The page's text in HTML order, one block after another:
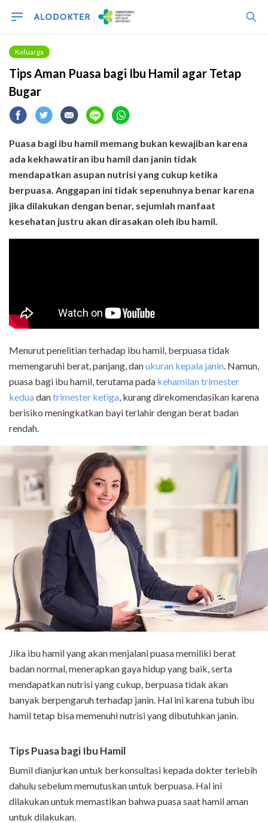
Keluarga
Tips Aman Puasa bagi Ibu Hamil agar Tetap
Bugar
Puasa bagi ibu hamil memang bukan kewajiban karena
ada kekhawatiran ibu hamil dan janin tidak
mendapatkan asupan nutrisi yang cukup ketika
berpuasa. Anggapan ini tidak sepenuhnya benar karena
jika dilakukan dengan benar, sejumlah manfaat
kesehatan justru akan dirasakan oleh ibu hamil.
Menurut penelitian terhadap ibu hamil, berpuasa tidak
memengaruhi berat, panjang, danukuran kepala janin. Namun,
puasa bagi ibu hamil, terutama pada kehamilan trimester
keduadantrimester ketiga, kurang direkomendasikan karena
berisiko meningkatkan bayi terlahir dengan berat badan
rendah.
Jika ibu hamil yang akan menjalani puasa memiliki berat
badan normal, menerapkan gaya hidup yang baik, serta
mendapatkan nutrisi yang cukup, berpuasa tidak akan
banyak berpengaruh terhadap janin. Hal ini karena tubuh ibu
hamil tetap bisa memenuhi nutrisi yang dibutuhkan janin.
Tips Puasa bagi Ibu Hamil
Bumil dianjurkan untuk berkonsultasi kepada dokter terlebih
dahulu sebelum memutuskan untuk berpuasa. Hal ini
dilakukan untuk memastikan bahwa puasa saat hamil aman
untuk dilakukan.